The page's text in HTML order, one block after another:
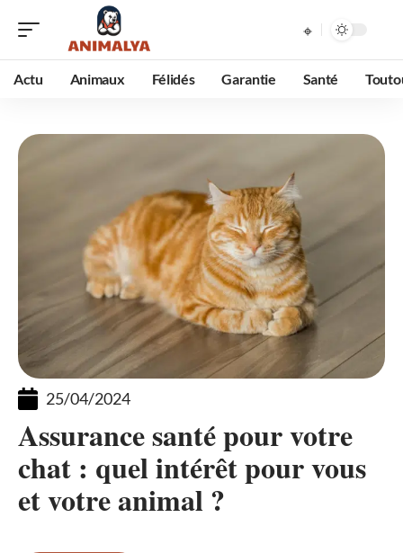
Actu Animaux Félidés Garantie Santé
25/04/2024
Assurance santé pour votre
chat : quel intérêt pour vous
et votre animal ?